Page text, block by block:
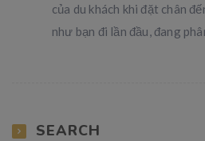
của du khách khi đặt chân
như bạn đi lần đầu, đang
SEARCH